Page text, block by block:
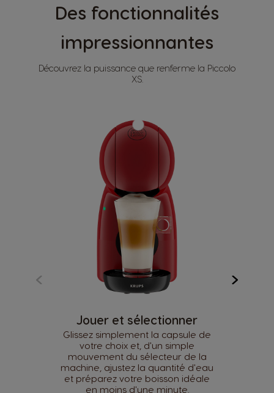
Des fonctionnalités
impressionnantes
Découvrez la puissance que renferme la Piccolo
XS.
Jouer et sélectionner
Glissez simplement la capsule de
votre choix et, d'un simple
mouvement du sélecteur de la
machine, ajustez la quantité d'eau
et préparez votre boisson idéale
en moins d'une minute.